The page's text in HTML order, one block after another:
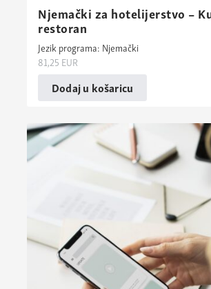
Njemački za hotelijerstvo –
restoran
Jezik programa: Njemački
81,25 EUR
Dodaj u košaricu